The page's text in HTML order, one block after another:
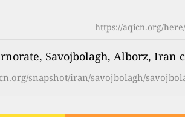
https://aqicn.org/
Savojbolagh, Alborz, Iran
snapshot/iran/savojbolagh/